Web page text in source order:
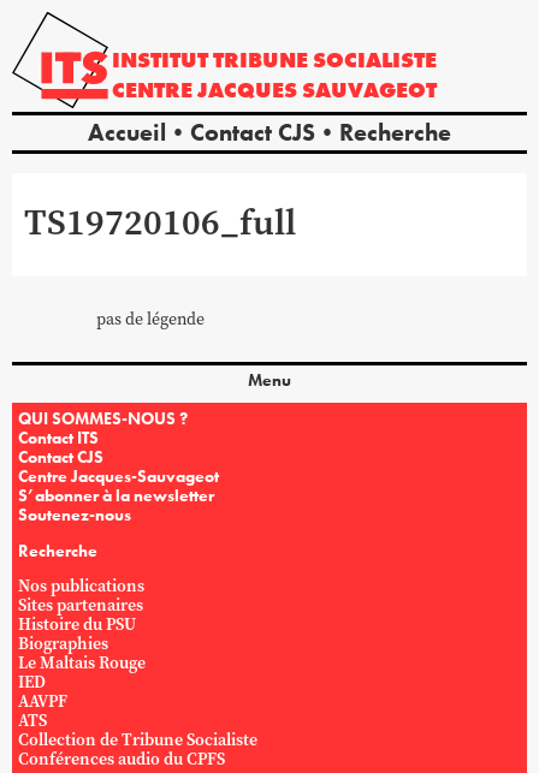
INSTITUTTRIBUNE SOCIALISTE
CENTREJACQUES SAUVAGEOT
Accueil Contact CJS Recherche
TS19720106_full
pas de légende
Menu
QUI SOMMES-NOUS ?
Contact ITS
Contact CJS
Centre Jacques-Sauvageot
S’abonner à la newsletter
Soutenez-nous
Recherche
Nos publications
Sites partenaires
Histoire du PSU
Biographies
Le Maltais Rouge
IED
AAVPF
ATS
Collection de Tribune Socialiste
Conférences audio du CPFS